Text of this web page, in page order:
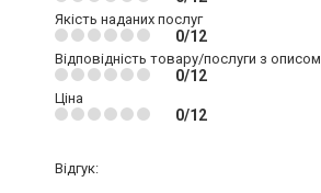
Якість наданих послуг
0/12
Відповідність товару/послуги з описом
0/12
Ціна
0/12
Відгук: